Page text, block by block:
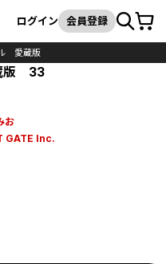
検索
ログイン 会員登録カート
愛蔵版
版 33
お
GATE Inc.